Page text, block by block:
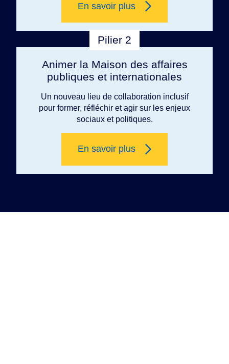
En savoir plus
Pilier 2
Animer la Maison des affaires
publiques et internationales
Un nouveau lieu de collaboration inclusif
pour former, réfléchir et agir sur les enjeux
sociaux et politiques.
En savoir plus